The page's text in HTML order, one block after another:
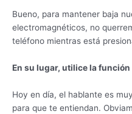
Bueno, para mantener baja
electromagnéticos, no
teléfono mientras está
En su lugar, utilice la
Hoy en día, el hablante es
para que te entiendan.